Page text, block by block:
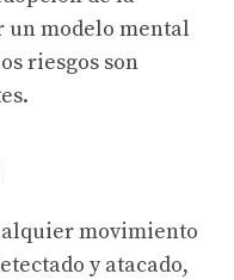
modelo mental
riesgos son
movimiento
y atacado,